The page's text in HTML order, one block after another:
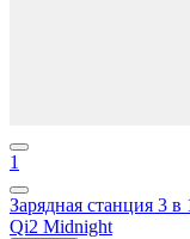
1
Зарядная станция 3
Qi2 Midnight